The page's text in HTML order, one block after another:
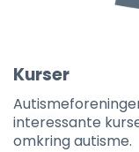
Kurser
interessante
omkring autisme.